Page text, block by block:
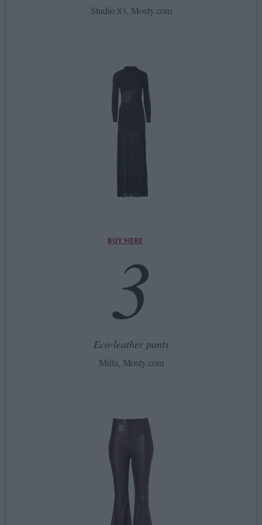
Studio 83, Mosty.com
BUY HERE
3
Eco-leather pants
Milla, Mosty.com